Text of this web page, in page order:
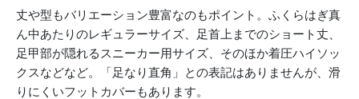
丈や型もバリエーション豊富なのもポイント。ふくらはぎ真
ん中あたりのレギュラーサイズ、足首上までのショート丈、
足甲部が隠れるスニーカー用サイズ、そのほか着圧ハイソッ
クスなどなど。「足なり直角」との表記はありませんが、滑
りにくいフットカバーもあります。